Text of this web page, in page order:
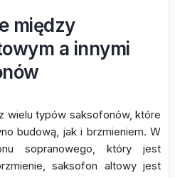
między
a innymi
wielu typów saksofonów, które
budową, jak i brzmieniem. W
sopranowego, który jest
saksofon altowy jest